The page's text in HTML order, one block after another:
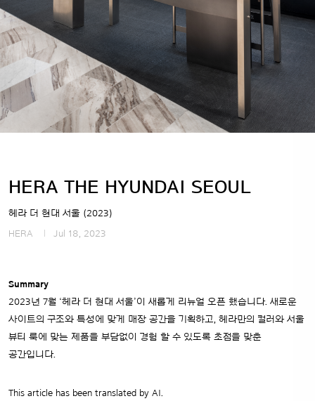
HERA THE HYUNDAI SEOUL
헤라 더 현대 서울 (2023)
HERA Jul 18, 2023
Summary
2023년 7월 ‘헤라 더 현대 서울’이 새롭게 리뉴얼 오픈 했습니다. 새로운
사이트의 구조와 특성에 맞게 매장 공간을 기획하고, 헤라만의 컬러와 서울
뷰티 룩에 맞는 제품을 부담없이 경험 할 수 있도록 초점을 맞춘
공간입니다.
This article has been translated by AI.